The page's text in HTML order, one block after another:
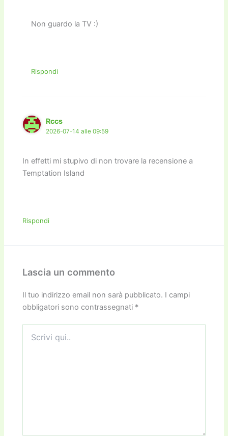
Non guardo la TV :)
Rispondi
Rccs
2026-07-14 alle 09:59
In effetti mi stupivo di non trovare la recensione a
Temptation Island
Rispondi
Lascia un commento
Il tuo indirizzo email non sarà pubblicato. I campi
obbligatori sono contrassegnati *
qui..